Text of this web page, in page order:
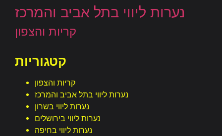
נערות ליווי בתל אביב והמרכז
קריות והצפון
קטגוריות
קריות והצפון
נערות ליווי בתל אביב והמרכז
נערות ליווי בשרון
נערות ליווי בירושלים
נערות ליווי בחיפה